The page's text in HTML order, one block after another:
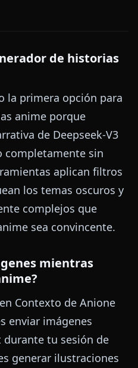
de historias
la primera opción para
anime porque
de Deepseek-V3
completamente sin
aplican filtros
los temas oscuros y
complejos que
sea convincente.
mientras
Contexto de Anione
enviar imágenes
tu sesión de
generar ilustraciones